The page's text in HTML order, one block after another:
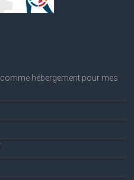
comme hébergement pour mes